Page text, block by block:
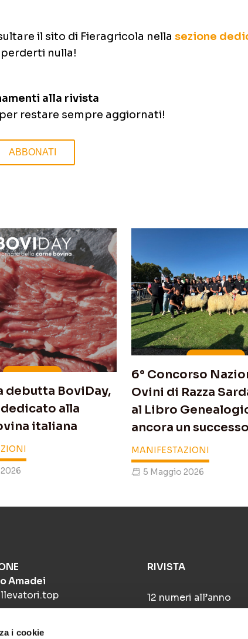
i cookie
il sito di Fieragricola nella sezione
nulla!
alla rivista
per restare sempre aggiornati!
ABBONATI
debutta BoviDay,
alla
italiana
6° Concorso
Ovini di Razza
al Libro
ancora un successo
MANIFESTAZIONI
5 Maggio 2026
Amadei
RIVISTA
12 numeri all’anno
per restare sempre